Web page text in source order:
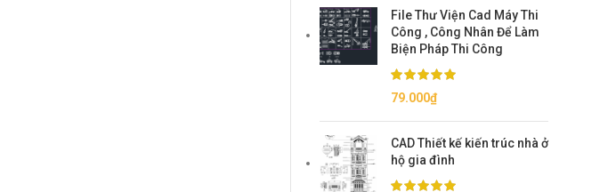
là:
150.000₫.
tại
là:
79.000₫.
File Thư Viện Cad Máy Thi
Công , Công Nhân Để Làm
Biện Pháp Thi Công
79.000₫
CAD Thiết kế kiến trúc nhà ở
hộ gia đình